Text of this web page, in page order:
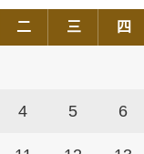
二 三 四
4 5 6